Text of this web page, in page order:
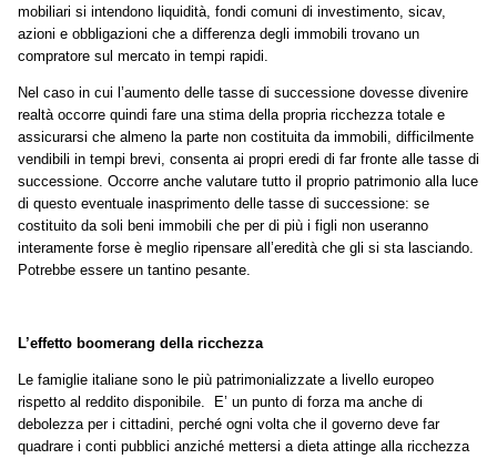
mobiliari si intendono liquidità, fondi comuni di investimento, sicav,
azioni e obbligazioni che a differenza degli immobili trovano un
compratore sul mercato in tempi rapidi.
Nel caso in cui l’aumento delle tasse di successione dovesse divenire
realtà occorre quindi fare una stima della propria ricchezza totale e
assicurarsi che almeno la parte non costituita da immobili, difficilmente
vendibili in tempi brevi, consenta ai propri eredi di far fronte alle tasse di
successione. Occorre anche valutare tutto il proprio patrimonio alla luce
di questo eventuale inasprimento delle tasse di successione: se
costituito da soli beni immobili che per di più i figli non useranno
interamente forse è meglio ripensare all’eredità che gli si sta lasciando.
Potrebbe essere un tantino pesante.
L’effetto boomerang della ricchezza
Le famiglie italiane sono le più patrimonializzate a livello europeo
rispetto al reddito disponibile. E’ un punto di forza ma anche di
debolezza per i cittadini, perché ogni volta che il governo deve far
quadrare i conti pubblici anziché mettersi a dieta attinge alla ricchezza